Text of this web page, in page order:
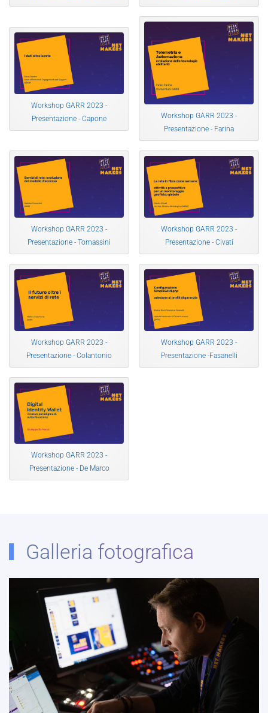
Workshop GARR 2023 -
Presentazione - Capone
Workshop GARR 2023 -
Presentazione - Farina
Workshop GARR 2023 -
Presentazione - Tomassini
Workshop GARR 2023 -
Presentazione - Civati
Workshop GARR 2023 -
Presentazione - Colantonio
Workshop GARR 2023 -
Presentazione -Fasanelli
Workshop GARR 2023 -
Presentazione - De Marco
Galleria fotografica